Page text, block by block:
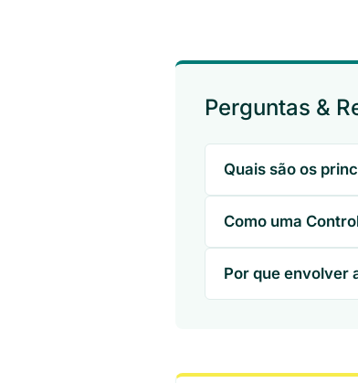
Perguntas &
Quais são os
Como uma
Por que envolver